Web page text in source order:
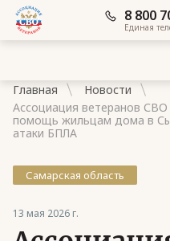
8 800
Единая
Главная
Новости
Ассоциация ветеранов
помощь жильцам дома в
атаки БПЛА
Самарская область
13 мая 2026 г.
Документы
Контакты